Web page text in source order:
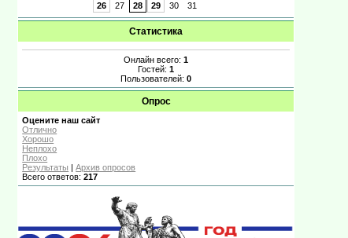
26
27 28 29 30 31
Статистика
Онлайн всего:1
Гостей:1
Пользователей:0
Опрос
Оцените наш сайт
Отлично
Хорошо
Неплохо
Плохо
Результаты |Архив опросов
Всего ответов:217